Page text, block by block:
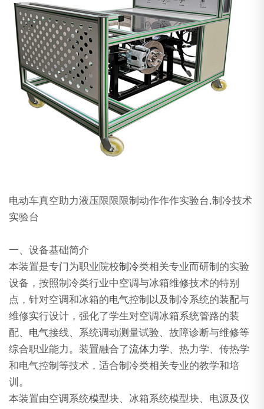
电动车真空助力液压限限限制动作作作实验台,制冷技术
实验台
一、设备基础简介
本装置是专门为职业院校制冷类相关专业而研制的实验
设备，按照制冷类行业中空调与冰箱维修技术的特别
点，针对空调和冰箱的电气控制以及制冷系统的装配与
维修实行设计，强化了学生对空调冰箱系统管路的装
配、 电气接线、系统调动测量试验、故障诊断与维修等
综合职业能力。装置融合了流体力学、热力学、传热学
和电气控制等技术，适合制冷类相关专业的教学和培
训。
本装置由空调系统模型块、冰箱系统模型块、电源及仪